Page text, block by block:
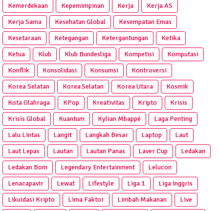
Kemerdekaan
Kepemimpinan Kerja
Kerja AS
Kerja Sama
Kesehatan Global
Kesempatan Emas
Kesetaraan
Ketegangan Ketergantungan
Ketika
Ketua
Klub Klub Bundesliga Kompetisi
Komputasi
Konflik
Konsolidasi Konsumsi
Kontroversi
Korea Selatan
Korea Selatan Korea Utara
Kosmik
Kota Olahraga
KPop Kreativitas Kripto
Krisis
Krisis Global
Kuantum Kylian Mbappé
Laga Penting
Lalu Lintas
Langit Langkah Besar Laptop
Laut
Laut Lepas
Lautan Lautan Panas Laver Cup
Ledakan
Ledakan Bom
Legendary Entertainment
Lelucon
Lenacapavir
Lewat Lifestyle Liga 1
Liga Inggris
Likuidasi Kripto
Lima Faktor Limbah Makanan
Live